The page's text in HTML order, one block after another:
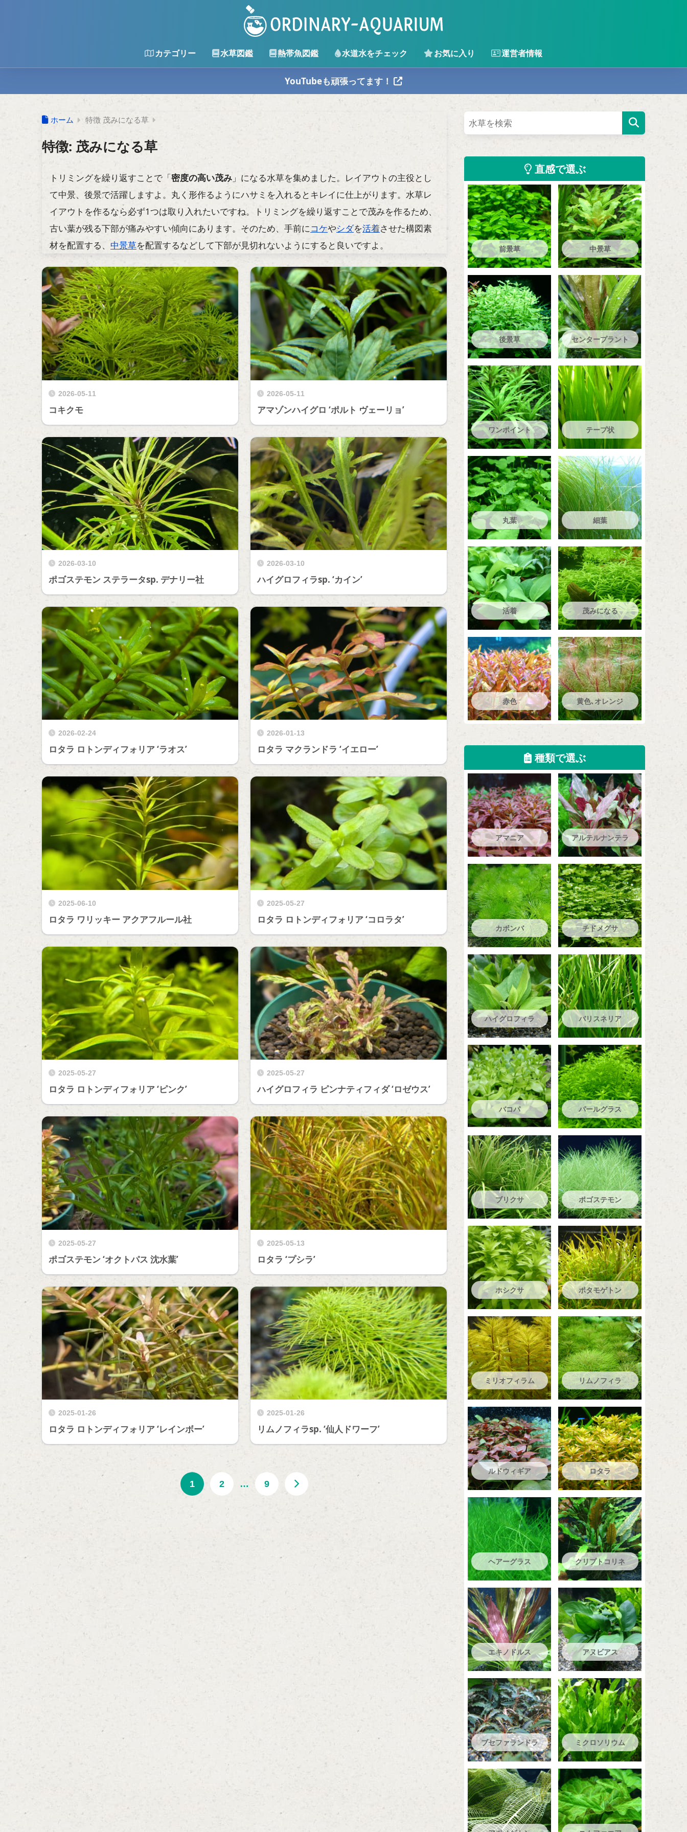
カテゴリー 水草図鑑 熱帯魚図鑑 水道水をチェック お気に入り 運営者情報
YouTubeも頑張ってます！
ホーム 特徴 茂みになる草
特徴: 茂みになる草
トリミングを繰り返すことで「密度の高い茂み 」になる水草を集めました。レイアウトの主役とし
て中景、後景で活躍しますよ。丸く形作るようにハサミを入れるとキレイに仕上がります。水草レ
イアウトを作るなら必ず1つは取り入れたいですね。トリミングを繰り返すことで茂みを作るため、
古い葉が残る下部が痛みやすい傾向にあります。そのため、手前にコケやシダを活着させた構図素
材を配置する、 中景草を配置するなどして下部が見切れないようにすると良いですよ。
2026-05-11
コキクモ
2026-05-11
アマゾンハイグロ ‘ポルト ヴェーリョ’
2026-03-10
ポゴステモン ステラータsp. デナリー社
2026-03-10
ハイグロフィラsp. ‘カイン’
2026-02-24
ロタラ ロトンディフォリア ‘ラオス’
2026-01-13
ロタラ マクランドラ ‘イエロー’
2025-06-10
ロタラ ワリッキー アクアフルール社
2025-05-27
ロタラ ロトンディフォリア ‘コロラタ’
2025-05-27
ロタラ ロトンディフォリア ‘ピンク’
2025-05-27
ハイグロフィラ ピンナティフィダ ‘ロゼウス’
2025-05-27
ポゴステモン ‘オクトパス 沈水葉’
2025-05-13
ロタラ ‘プシラ’
2025-01-26
ロタラ ロトンディフォリア ‘レインボー’
2025-01-26
リムノフィラsp. ‘仙人ドワーフ’
1 2 … 9
直感で選ぶ
前景草 中景草
後景草 センタープラント
ワンポイント テープ状
丸葉 細葉
活着 茂みになる
赤色 黄色､オレンジ
種類で選ぶ
アマニア アルテルナンテラ
カボンバ チドメグサ
ハイグロフィラ バリスネリア
バコパ パールグラス
ブリクサ ポゴステモン
ホシクサ ポタモゲトン
ミリオフィラム リムノフィラ
ルドウィギア ロタラ
ヘアーグラス クリプトコリネ
エキノドルス アヌビアス
ブセファランドラ ミクロソリウム